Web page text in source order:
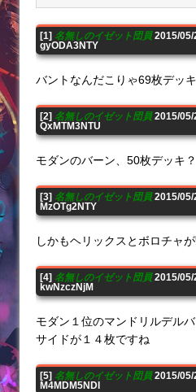
[1] 名無しのイゼット団員2015/05/
gyODA3NTY
バントなんだこりゃ69枚デッ
[2] 名無しのイゼット団員2015/05/
QxMTM3NTU
モダンのバーン、50枚デッキ？
[3] 名無しのイゼット団員2015/05/
MzOTg2NTY
しかもヘリックスとボロチャ
[4] 名無しのイゼット団員2015/05/
kwNzczNjM
モダン１位のマンドリルデル
サイドが１４枚ですね
[5] 名無しのイゼット団員2015/05/
M4MDM5NDI